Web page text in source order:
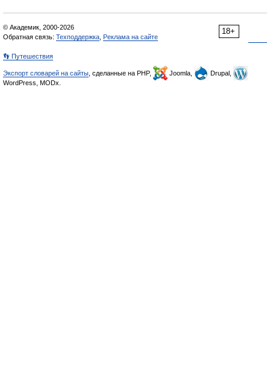
18+
© Академик, 2000-2026
Обратная связь: Техподдержка Реклама на сайте
👣 Путешествия
Экспорт словарей на сайты , сделанные на PHP, Joomla,
Drupal,
WordPress, MODx.